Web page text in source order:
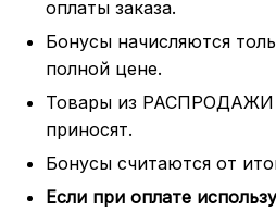
оплаты заказа.
Бонусы начисляются
полной цене.
Товары из РАСПРОДАЖИ
приносят.
Бонусы считаются от
Если при оплате